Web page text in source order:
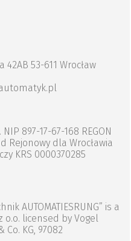
53-611 Wrocław
897-17-67-168 REGON
Rejonowy dla Wrocławia
KRS 0000370285
AUTOMATIESRUNG” is a
o.o. licensed by Vogel
KG, 97082